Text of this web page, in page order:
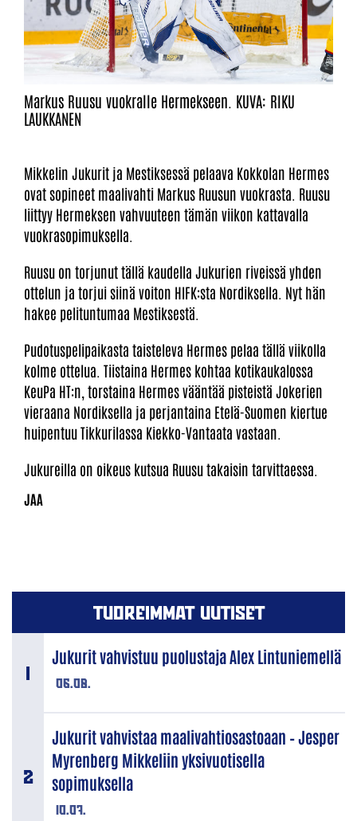
Markus Ruusu vuokralle Hermekseen. KUVA: RIKU
LAUKKANEN
Mikkelin Jukurit ja Mestiksessä pelaava Kokkolan Hermes
ovat sopineet maalivahti Markus Ruusun vuokrasta. Ruusu
liittyy Hermeksen vahvuuteen tämän viikon kattavalla
vuokrasopimuksella.
Ruusu on torjunut tällä kaudella Jukurien riveissä yhden
ottelun ja torjui siinä voiton HIFK:sta Nordiksella. Nyt hän
hakee pelituntumaa Mestiksestä.
Pudotuspelipaikasta taisteleva Hermes pelaa tällä viikolla
kolme ottelua. Tiistaina Hermes kohtaa kotikaukalossa
KeuPa HT:n, torstaina Hermes vääntää pisteistä Jokerien
vieraana Nordiksella ja perjantaina Etelä-Suomen kiertue
huipentuu Tikkurilassa Kiekko-Vantaata vastaan.
Jukureilla on oikeus kutsua Ruusu takaisin tarvittaessa.
TUOREIMMAT UUTISET
06.08.
Jukurit vahvistuu puolustaja Alex Lintuniemellä
10.07.
Jukurit vahvistaa maalivahtiosastoaan – Jesper
Myrenberg Mikkeliin yksivuotisella
sopimuksella